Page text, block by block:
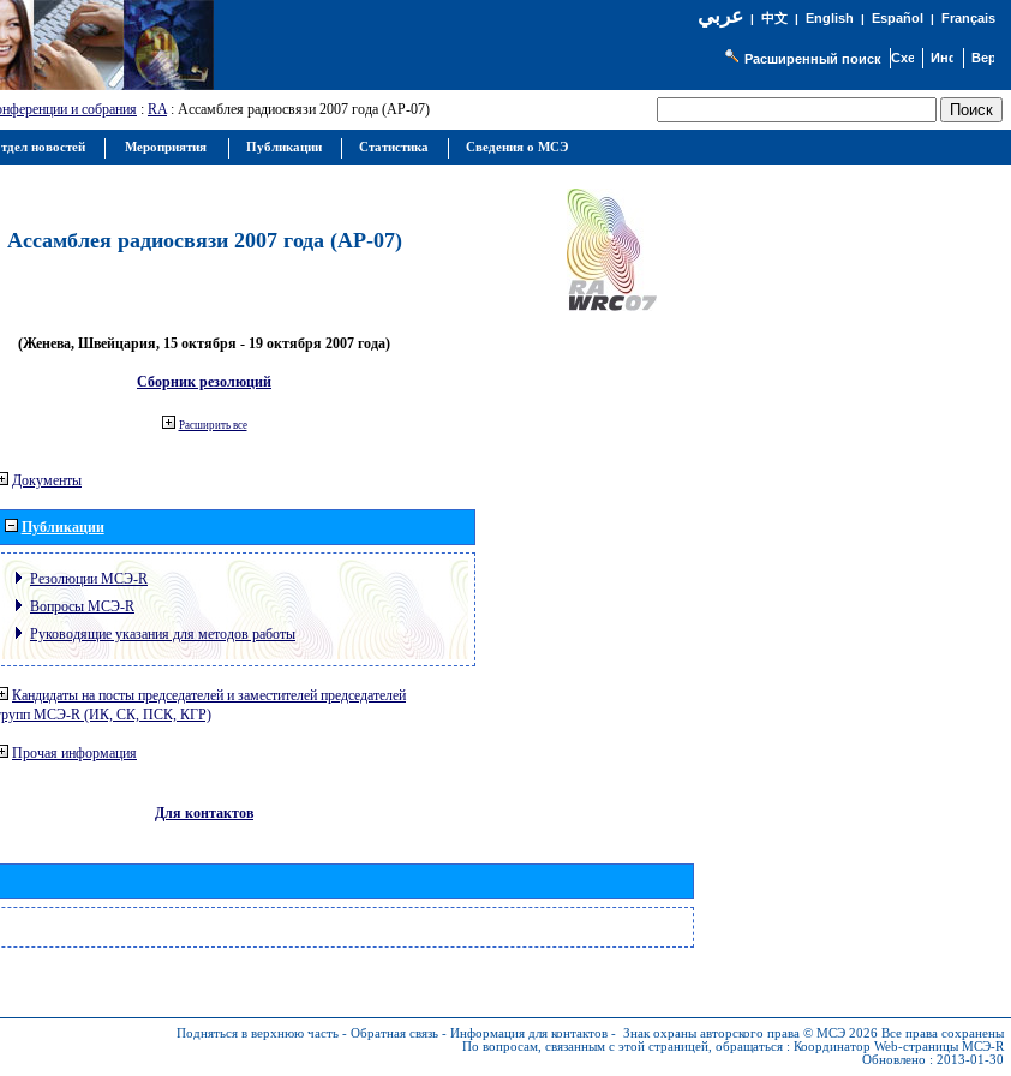
عربي| 中文| English | Español | Français
Расширенный поиск
и собрания : RA: Ассамблея радиосвязи 2007 года (АР-07)
Ассамблея радиосвязи 2007 года (АР-07)
(Женева, Швейцария, 15 октября - 19 октября 2007 года)
Сборник резолюций
Расширить все
Документы
Публикации
Резолюции МСЭ-R
Вопросы МСЭ-R
Руководящие указания для методов работы
Кандидаты на посты председателей и заместителей председателей
МСЭ-R (ИК, СК, ПСК, КГР)
Прочая информация
Для контактов
Подняться в верхнюю часть - Обратная связь - Информация для контактов - Знак охраны авторского права © МСЭ 2026 Все права сохранены
По вопросам, связанным с этой страницей, обращаться : Координатор Web-страницы МСЭ-R
Обновлено : 2013-01-30
новостей Мероприятия Публикации Статистика Сведения о МСЭ